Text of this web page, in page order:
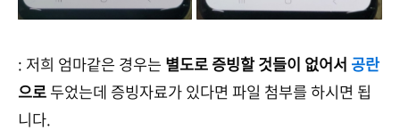
: 저희 엄마같은 경우는별도로 증빙할 것들이 없어서 공란
으로두었는데 증빙자료가 있다면 파일 첨부를 하시면 됩
니다.